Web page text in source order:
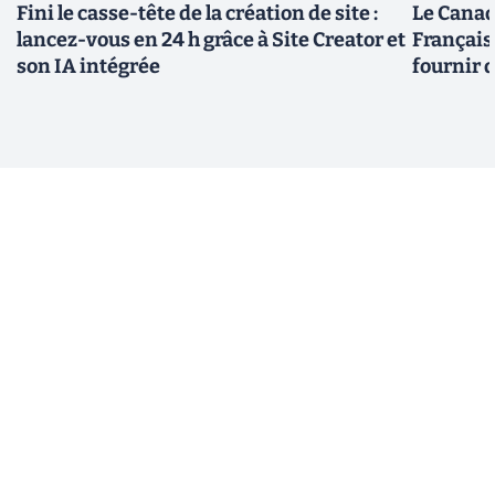
Fini le casse-tête de la création de site :
lancez-vous en 24 h grâce à Site Creator et
son IA intégrée
Le
fournir